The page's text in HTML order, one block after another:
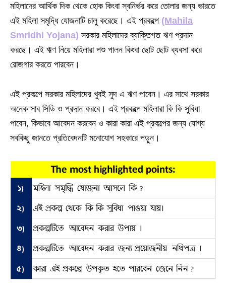
মহিলাদের আর্থিক দিক থেকে হোক কিংবা স্বনির্ভর করে তোলার জন্য ভারতে
এই মহিলা সমৃদ্ধি যোজনাটি চালু করেছে। এই প্রকল্পে (Mahila
Smridhi Yojana) সরকার মহিলাদের ব্যাক্তিগত ঋণ প্রদান
করছে। এই ঋণ নিয়ে মহিলারা পশু পালন কিংবা ছোট ছোট ব্যবসা করে
রোজগার করতে পারবেন।
এই প্রকল্পে সরকার মহিলাদের খুবই সুদ এ ঋণ পাবেন। এর সাথে সরকার
অনেক সাব সিডি ও প্রদান করবে। এই প্রকল্পে মহিলারা কি কি সুবিধা
পাবেন, কিভাবে আবেদন করবেন ও কারা কারা এই প্রকল্পের জন্য যোগ্য
সবকিছু জানতে প্রতিবেদনটি মনোযোগ সহকারে পড়ুন।